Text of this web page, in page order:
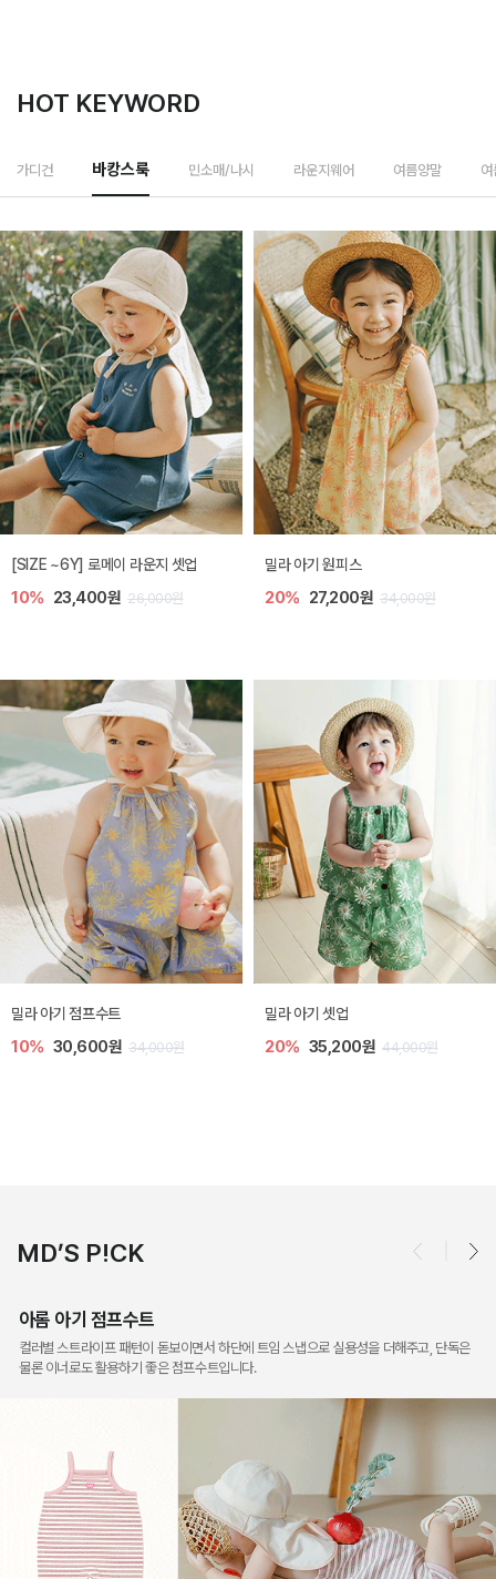
HOT KEYWORD
가디건 바캉스룩 민소매/나시 라운지웨어 여름양말
엘리오 아기 블라우스
20% 21,600원 27,000원
엘로디 니트 아기 뷔스티에
20% 21,600원 27,000원
토닉 아기 민소매 티셔츠
20% 11,200원 14,000원
베티 니트 아기 민소매 티셔츠
10% 24,300원 27,000원
MD’S P!CK
아롬 아기 점프수트
컬러별 스트라이프 패턴이 돋보이면서 하단에 트임 스냅으로 실용성을 더해주고, 단독은
물론 이너로도 활용하기 좋은 점프수트입니다.